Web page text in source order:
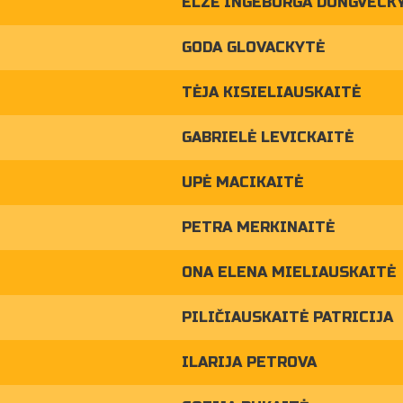
GODA GLOVACKYTĖ
TĖJA KISIELIAUSKAITĖ
GABRIELĖ LEVICKAITĖ
UPĖ MACIKAITĖ
PETRA MERKINAITĖ
ONA ELENA MIELIAUSKAITĖ
PILIČIAUSKAITĖ PATRICIJA
ILARIJA PETROVA